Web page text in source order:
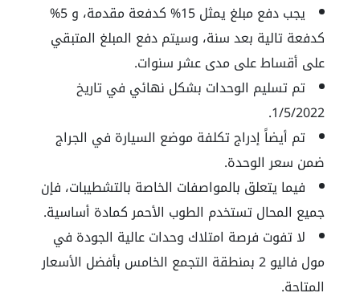
يجب دفع مبلغ يمثل 15% كدفعة مقدمة، و 5%
كدفعة تالية بعد سنة، وسيتم دفع المبلغ المتبقي
على أقساط على مدى عشر سنوات.
تم تسليم الوحدات بشكل نهائي في تاريخ
1/5/2022.
تم أيضاً إدراج تكلفة موضع السيارة في الجراج
ضمن سعر الوحدة.
فيما يتعلق بالمواصفات الخاصة بالتشطيبات، فإن
جميع المحال تستخدم الطوب الأحمر كمادة أساسية.
لا تفوت فرصة امتلاك وحدات عالية الجودة في
مول فاليو 2 بمنطقة التجمع الخامس بأفضل الأسعار
المتاحة.